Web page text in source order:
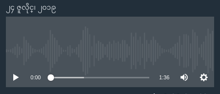
ကျော်
ကြည့်
အမေရိကန်သုံးအီဒီယံ
အပတ်စဉ်ကဏ္ဍများ
၂၄ ဇူလိုင္၊ ၂၀၁၉
0:00 1:36